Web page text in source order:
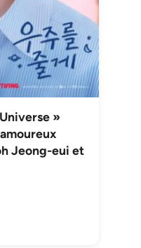
»
Jeong-eui et